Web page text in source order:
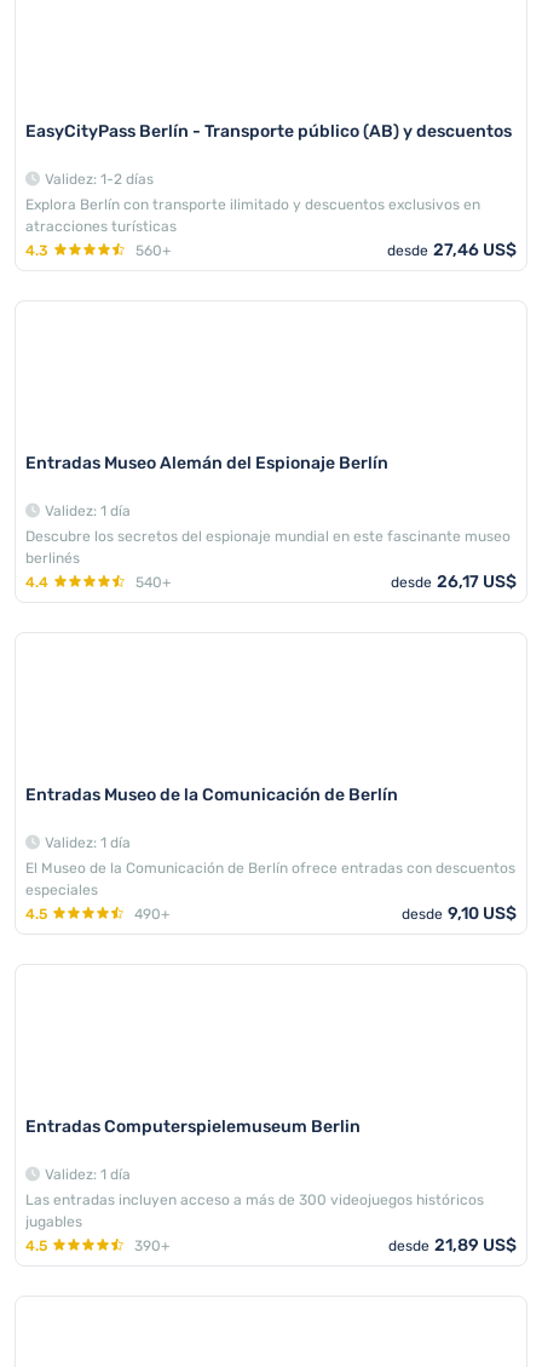
EasyCityPass Berlín - Transporte público (AB) y descuentos
Validez: 1-2 días
Explora Berlín con transporte ilimitado y descuentos exclusivos en
atracciones turísticas
4.3
560+ desde 27,46 US$
Entradas Museo Alemán del Espionaje Berlín
Validez: 1 día
Descubre los secretos del espionaje mundial en este fascinante museo
berlinés
4.4
540+ desde 26,17 US$
Entradas Museo de la Comunicación de Berlín
Validez: 1 día
El Museo de la Comunicación de Berlín ofrece entradas con descuentos
especiales
4.5
490+ desde 9,10 US$
Entradas Computerspielemuseum Berlin
Validez: 1 día
Las entradas incluyen acceso a más de 300 videojuegos históricos
jugables
4.5
390+ desde 21,89 US$